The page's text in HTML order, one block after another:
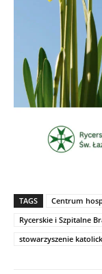
TAGS Centrum
Rycerskie i Szpitalne
stowarzyszenie